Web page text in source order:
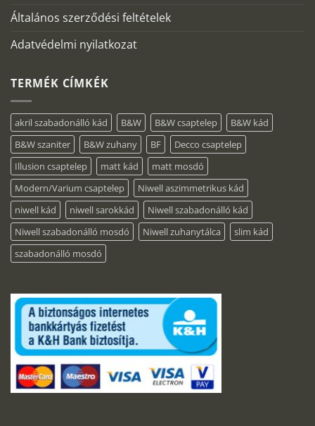
Általános szerződési feltételek
Adatvédelmi nyilatkozat
TERMÉK CÍMKÉK
akril szabadonálló kád B&W B&W csaptelep
B&W kád
B&W szaniter
B&W zuhany BF
Decco csaptelep
Illusion csaptelep
matt kád
matt mosdó
Modern/Varium csaptelep
Niwell aszimmetrikus kád
niwell kád
niwell sarokkád
Niwell szabadonálló kád
Niwell szabadonálló mosdó
Niwell zuhanytálca
slim kád
szabadonálló mosdó